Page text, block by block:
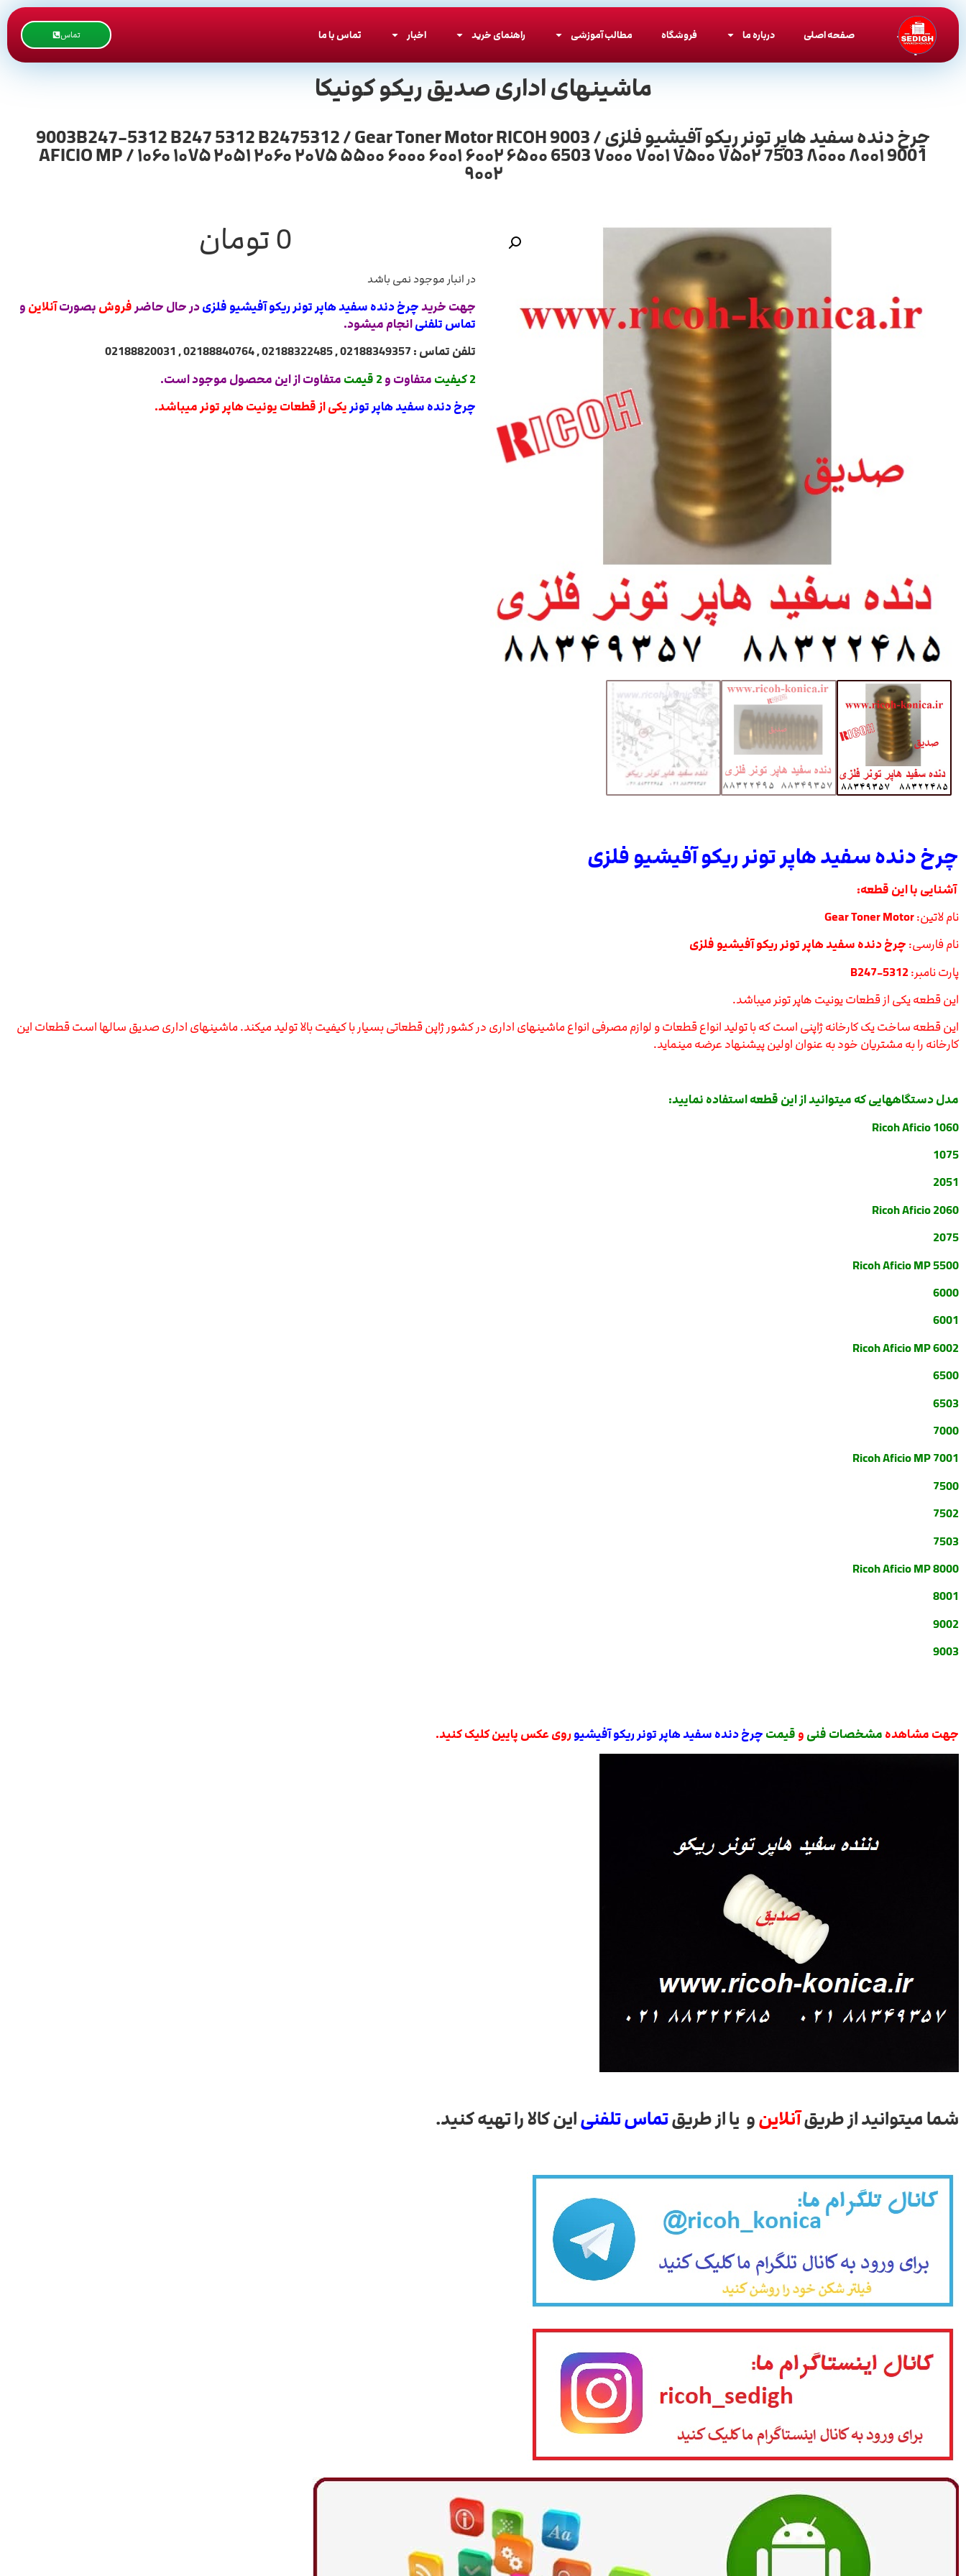
صفحه اصلی درباره ما فروشگاه مطالب آموزشی راهنمای خرید اخبار تماس با ما تماس
ماشینهای اداری صدیق ریکو کونیکا
چرخ دنده سفید هاپر تونر ریکو آفیشیو فلزی / 9003 9003B247-5312 B247 5312 B2475312 / Gear Toner Motor RICOH
AFICIO MP / ۱۰۶۰ ۱۰۷۵ ۲۰۵۱ ۲۰۶۰ ۲۰۷۵ ۵۵۰۰ ۶۰۰۰ ۶۰۰۱ ۶۰۰۲ ۶۵۰۰ 6503 ۷۰۰۰ ۷۰۰۱ ۷۵۰۰ ۷۵۰۲ 7503 ۸۰۰۰ ۸۰۰۱ 9001
۹۰۰۲
0تومان
در انبار موجود نمی باشد
جهت خریدچرخ دنده سفید هاپر تونر ریکو آفیشیو فلزیدر حال حاضر فروش بصورتآنلاین و
تماس تلفنیانجام میشود.
تلفن تماس : 02188349357 , 02188322485 , 02188840764 , 02188820031
2 کیفیت
متفاوت و 2 قیمت
متفاوت از این محصول موجود است.
چرخ دنده سفید هاپر تونریکی از قطعات یونیت هاپر تونر میباشد.
چرخ دنده سفید هاپر تونر ریکو آفیشیو فلزی
آشنایی با این قطعه:
نام لاتین:Gear Toner Motor
نام فارسی: چرخ دنده سفید هاپر تونر ریکو آفیشیو فلزی
پارت نامبر:
این قطعه یکی از قطعات یونیت هاپر تونر میباشد.
این قطعه ساخت یک کارخانه ژاپنی است که با تولید انواع قطعات و لوازم مصرفی انواع ماشینهای اداری در کشور ژاپن قطعاتی بسیار با کیفیت بالا تولید میکند. ماشینهای اداری صدیق سالها است قطعات این
کارخانه را به مشتریان خود به عنوان اولین پیشنهاد عرضه مینماید.
مدل دستگاههایی که میتوانید از این قطعه استفاده نمایید:
Ricoh Aficio 1060
1075
2051
Ricoh Aficio 2060
2075
Ricoh Aficio MP 5500
6000
6001
Ricoh Aficio MP 6002
6500
6503
7000
Ricoh Aficio MP 7001
7500
7502
7503
Ricoh Aficio MP 8000
8001
9002
9003
جهت مشاهده مشخصات فنی و قیمت چرخ دنده سفید هاپر تونر ریکو آفیشیو روی عکس پایین کلیک کنید.
شما میتوانید از طریقآنلاینو یا از طریقتماس تلفنیاین کالا را تهیه کنید.